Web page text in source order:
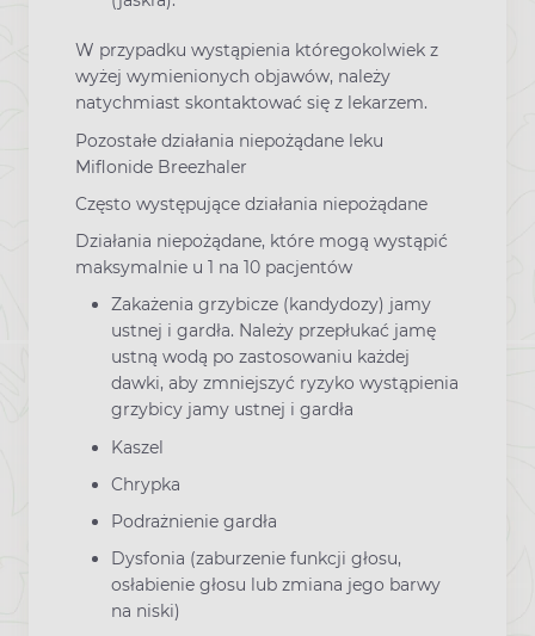
W przypadku wystąpienia któregokolwiek z
wyżej wymienionych objawów, należy
natychmiast skontaktować się z lekarzem.
Pozostałe działania niepożądane leku
Miflonide Breezhaler
Często występujące działania niepożądane
Działania niepożądane, które mogą wystąpić
maksymalnie u 1 na 10 pacjentów
Zakażenia grzybicze (kandydozy) jamy
ustnej i gardła. Należy przepłukać jamę
ustną wodą po zastosowaniu każdej
dawki, aby zmniejszyć ryzyko wystąpienia
grzybicy jamy ustnej i gardła
Kaszel
Chrypka
Podrażnienie gardła
Dysfonia (zaburzenie funkcji głosu,
osłabienie głosu lub zmiana jego barwy
na niski)